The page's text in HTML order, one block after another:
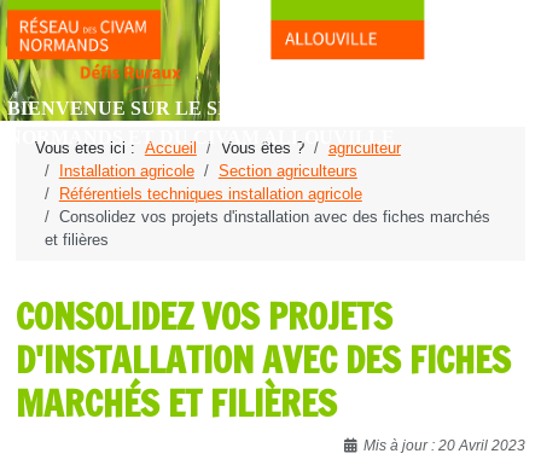
BIENVENUE SUR LE SITE DU RÉSEAU DES CIVAM
NORMANDS ET DU CIVAM ALLOUVILLE
Vous êtes ici : Accueil Vous êtes ?
agriculteur
Installation agricole
Section agriculteurs
Référentiels techniques installation agricole
Consolidez vos projets d'installation avec des fiches marchés
et filières
CONSOLIDEZ VOS PROJETS
D'INSTALLATION AVEC DES FICHES
MARCHÉS ET FILIÈRES
Mis à jour : 20 Avril 2023